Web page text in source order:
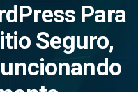
Para
Seguro,